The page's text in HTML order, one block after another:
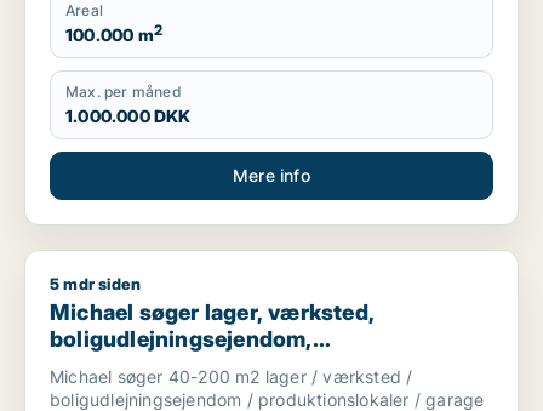
Areal
100.000 m2
Max. per måned
1.000.000 DKK
Mere info
Michael søger lager, værksted, boligudlejningsejendom,
5 mdr siden
Michael søger lager, værksted,
boligudlejningsejendom,
produktionslokaler eller garage til salg i
København K, Vesterbro eller Amager
Michael søger 40-200 m2 lager / værksted /
boligudlejningsejendom / produktionslokaler / garage